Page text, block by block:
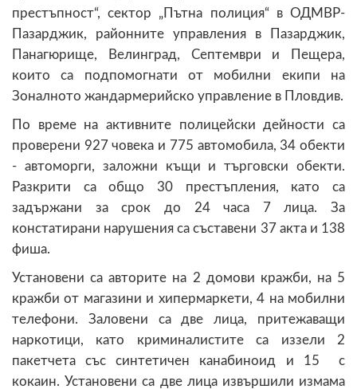
престъпност“, сектор „Пътна полиция“ в ОДМВР-
Пазарджик, районните управления в Пазарджик,
Панагюрище, Велинград, Септември и Пещера,
които са подпомогнати от мобилни екипи на
Зоналното жандармерийско управление в Пловдив.
По време на активните полицейски дейности са
проверени 927 човека и 775 автомобила, 34 обекти
- автоморги, заложни къщи и търговски обекти.
Разкрити са общо 30 престъпления, като са
задържани за срок до 24 часа 7 лица. За
констатирани нарушения са съставени 37 акта и 138
фиша.
Установени са авторите на 2 домови кражби, на 5
кражби от магазини и хипермаркети, 4 на мобилни
телефони. Заловени са две лица, притежаващи
наркотици, като криминалистите са иззели 2
пакетчета със синтетичен канабиноид и 15 с
кокаин. Установени са две лица извършили измама